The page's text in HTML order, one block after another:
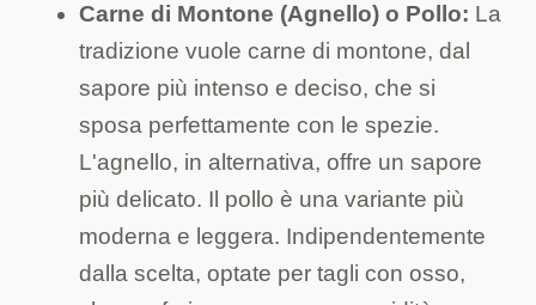
Carne di Montone (Agnello) o Pollo: La
tradizione vuole carne di montone, dal
sapore più intenso e deciso, che si
sposa perfettamente con le spezie.
L'agnello, in alternativa, offre un sapore
più delicato. Il pollo è una variante più
moderna e leggera. Indipendentemente
dalla scelta, optate per tagli con osso,